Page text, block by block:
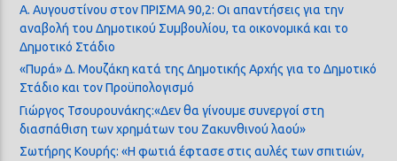
Α. Αυγουστίνου στον ΠΡΙΣΜΑ 90,2: Οι απαντήσεις για την
αναβολή του Δημοτικού Συμβουλίου, τα οικονομικά και το
Δημοτικό Στάδιο
«Πυρά» Δ. Μουζάκη κατά της Δημοτικής Αρχής για το Δημοτικό
Στάδιο και τον Προϋπολογισμό
Γιώργος Τσουρουνάκης:«Δεν θα γίνουμε συνεργοί στη
διασπάθιση των χρημάτων του Ζακυνθινού λαού»
Σωτήρης Κουρής: «Η φωτιά έφτασε στις αυλές των σπιτιών,